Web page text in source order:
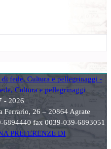
- 2026
Ferrario, 26 – 20864 Agrate
fax 0039-039-6893051
PREFERENZE DI